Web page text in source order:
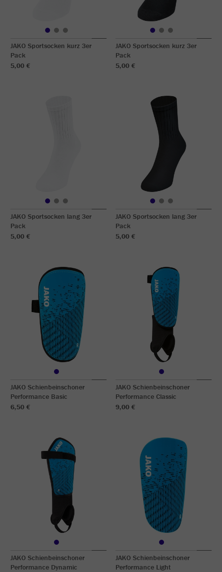
JAKO Sportsocken kurz 3er
Pack
5,00 €
JAKO Sportsocken kurz 3er
Pack
5,00 €
JAKO Sportsocken lang 3er
Pack
5,00 €
JAKO Sportsocken lang 3er
Pack
5,00 €
JAKO Schienbeinschoner
Performance Basic
6,50 €
JAKO Schienbeinschoner
Performance Classic
9,00 €
JAKO Schienbeinschoner
Performance Dynamic
JAKO Schienbeinschoner
Performance Light